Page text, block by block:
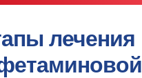
лечения